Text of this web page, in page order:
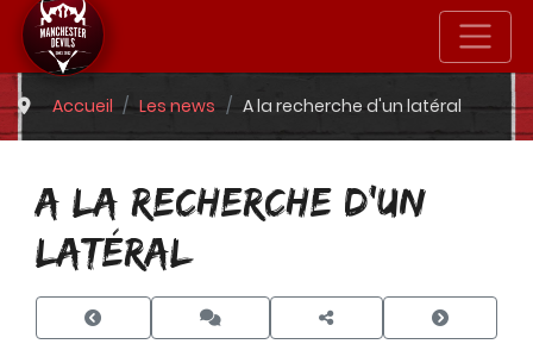
Accueil Les news A la recherche d'un latéral
A LA RECHERCHE D'UN
LATÉRAL